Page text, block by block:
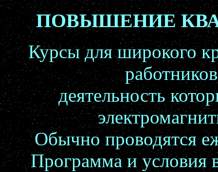
ПОВЫШЕНИЕ
Курсы для широкого
деятельность
Обычно проводятся
Программа и условия